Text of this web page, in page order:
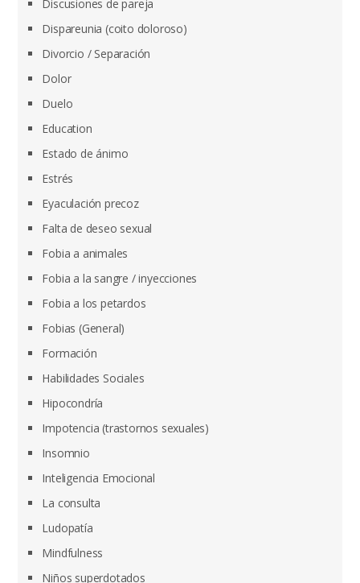
Discusiones de pareja
Dispareunia (coito doloroso)
Divorcio / Separación
Dolor
Duelo
Education
Estado de ánimo
Estrés
Eyaculación precoz
Falta de deseo sexual
Fobia a animales
Fobia a la sangre / inyecciones
Fobia a los petardos
Fobias (General)
Formación
Habilidades Sociales
Hipocondría
Impotencia (trastornos sexuales)
Insomnio
Inteligencia Emocional
La consulta
Ludopatía
Mindfulness
Niños superdotados